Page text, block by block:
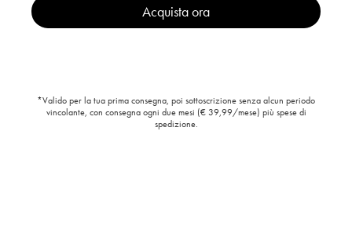
Acquista ora
*Valido per la tua prima consegna, poi sottoscrizione senza alcun periodo
vincolante, con consegna ogni due mesi (€ 39,99/mese) più spese di
spedizione.